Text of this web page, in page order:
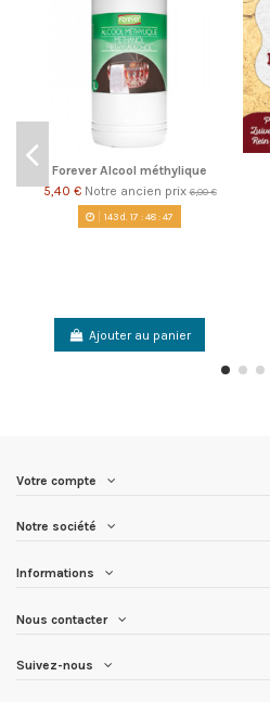
Forever Alcool méthylique
5,40 € Notre ancien prix6,00 €
143d. 17 :48:46
Ajouter au panier
Votre compte
Notre société
Informations
Nous contacter
Suivez-nous